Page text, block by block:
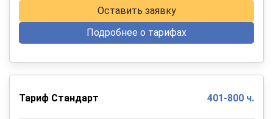
Оставить заявку
Подробнее о тарифах
Тариф Стандарт 401-800 ч.